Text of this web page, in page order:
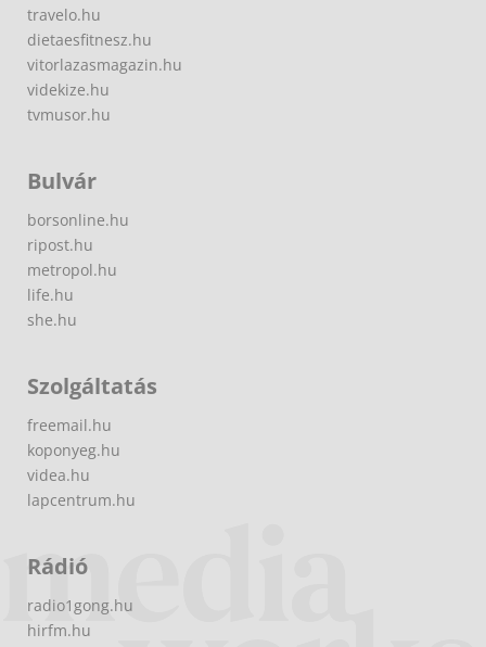
travelo.hu
dietaesfitnesz.hu
vitorlazasmagazin.hu
videkize.hu
tvmusor.hu
Bulvár
borsonline.hu
ripost.hu
metropol.hu
life.hu
she.hu
Szolgáltatás
freemail.hu
koponyeg.hu
videa.hu
lapcentrum.hu
Rádió
radio1gong.hu
hirfm.hu